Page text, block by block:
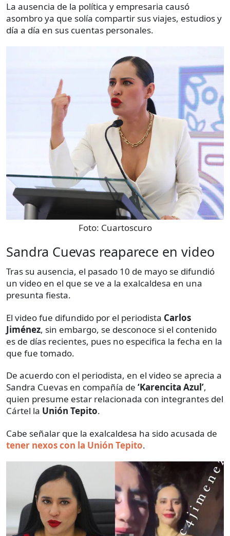
La ausencia de la política y empresaria causó
asombro ya que solía compartir sus viajes, estudios y
día a día en sus cuentas personales.
Foto: Cuartoscuro
Sandra Cuevas reaparece en video
Tras su ausencia, el pasado 10 de mayo se difundió
un video en el que se ve a la exalcaldesa en una
presunta fiesta.
El video fue difundido por el periodista Carlos
Jiménez, sin embargo, se desconoce si el contenido
es de días recientes, pues no especifica la fecha en la
que fue tomado.
De acuerdo con el periodista, en el video se aprecia a
Sandra Cuevas en compañía de ‘Karencita Azul’,
quien presume estar relacionada con integrantes del
Cártel la Unión Tepito.
Cabe señalar que la exalcaldesa ha sido acusada de
tener nexos con la Unión Tepito.